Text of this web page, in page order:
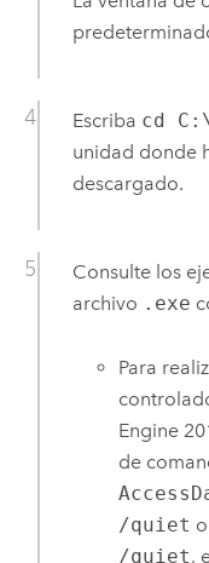
Escriba cd
unidad donde
descargado.
Consulte los
archivo .exe
Para
Engine
de
/quiet
/quiet,